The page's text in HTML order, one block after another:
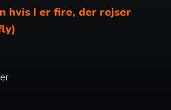
hvis I er fire, der rejser